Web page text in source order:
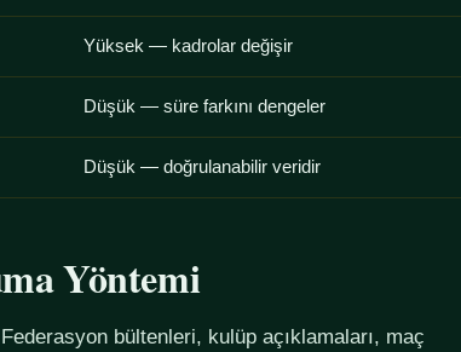
Yüksek — kadrolar değişir
Düşük — süre farkını dengeler
Düşük — doğrulanabilir veridir
Yöntemi
bültenleri, kulüp açıklamaları, maç